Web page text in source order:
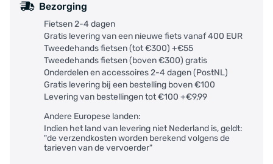
Bezorging
Fietsen 2-4 dagen
Gratis levering van een nieuwe fiets vanaf 400 EUR
Tweedehands fietsen (tot €300) +€55
Tweedehands fietsen (boven €300) gratis
Onderdelen en accessoires 2-4 dagen (PostNL)
Gratis levering bij een bestelling boven €100
Levering van bestellingen tot €100 +€9,99
Andere Europese landen:
Indien het land van levering niet Nederland is, geldt:
"de verzendkosten worden berekend volgens de
tarieven van de vervoerder"